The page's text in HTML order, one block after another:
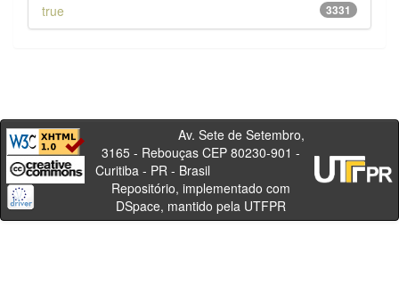
3331
true
Av. Sete de Setembro,
3165 - Rebouças CEP 80230-901 -
Curitiba - PR - Brasil
Repositório, implementado com
DSpace, mantido pela UTFPR